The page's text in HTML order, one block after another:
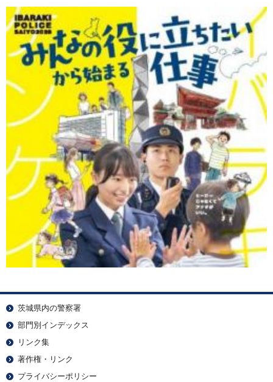
茨城県内の警察署
部門別インデックス
リンク集
著作権・リンク
プライバシーポリシー